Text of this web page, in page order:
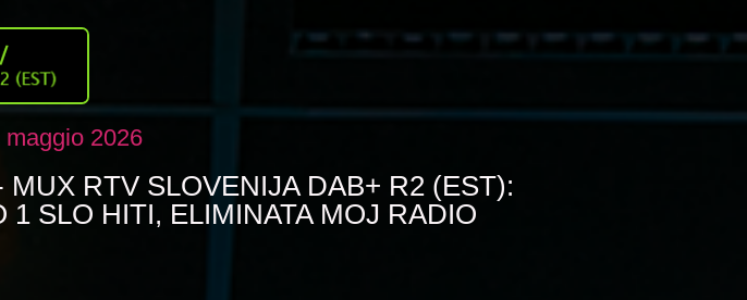
2026
RTV SLOVENIJA DAB+ R2 (EST):
SLO HITI, ELIMINATA MOJ RADIO